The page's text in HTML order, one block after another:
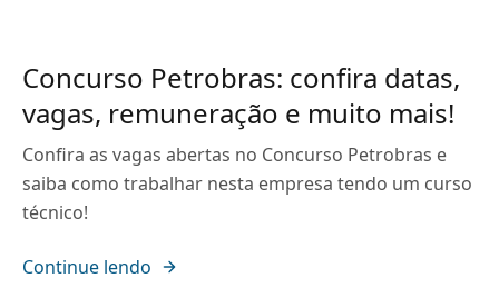
Concurso Petrobras: confira datas,
vagas, remuneração e muito mais!
Confira as vagas abertas no Concurso Petrobras e
saiba como trabalhar nesta empresa tendo um curso
técnico!
Continue lendo